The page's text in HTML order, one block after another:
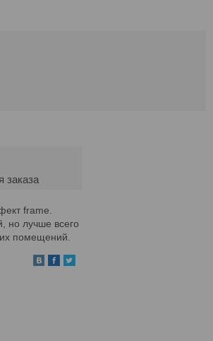
заказа
frame.
но лучше всего
помещений.